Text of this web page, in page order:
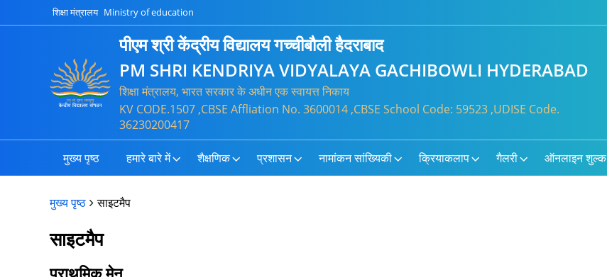
शिक्षा मंत्रालय Ministry of education
पीएम श्री केंद्रीय विद्यालय गच्चीबौली हैदराबाद
PM SHRI KENDRIYA VIDYALAYA GACHIBOWLI HYDERABAD
शिक्षा मंत्रालय, भारत सरकार के अधीन एक स्वायत्त निकाय
KV CODE.1507 ,CBSE Affliation No. 3600014 ,CBSE School Code: 59523 ,UDISE Code.
36230200417
मुख्य पृष्ठ हमारे बारे में शैक्षणिक प्रशासन नामांकन सांख्यिकी क्रियाकलाप गैलरी ऑनलाइन शुल्क
मुख्य पृष्ठ साइटमैप
साइटमैप